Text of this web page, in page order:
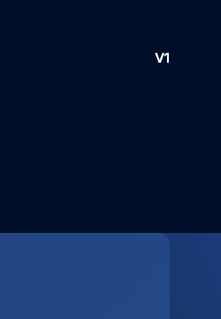
V1